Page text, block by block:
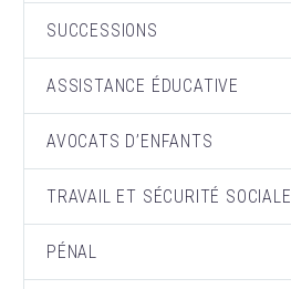
SUCCESSIONS
ASSISTANCE ÉDUCATIVE
AVOCATS D’ENFANTS
TRAVAIL ET SÉCURITÉ SOCIALE
PÉNAL